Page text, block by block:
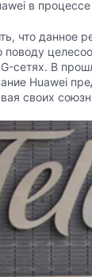
в
что данное
поводу
сетях. В
Huawei
своих